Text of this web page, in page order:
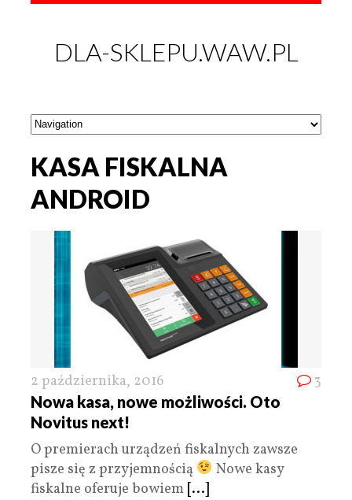
DLA-SKLEPU.WAW.PL
KASA FISKALNA
ANDROID
2 października, 2016 3
Nowa kasa, nowe możliwości. Oto
Novitus next!
O premierach urządzeń fiskalnych zawsze
pisze się z przyjemnością
Nowe kasy
fiskalne oferuje bowiem [...]